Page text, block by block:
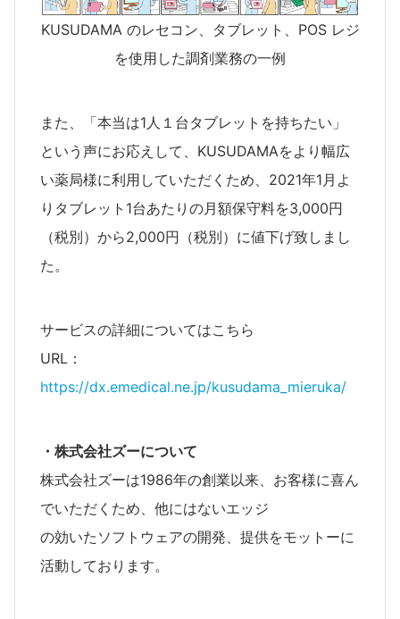
KUSUDAMA のレセコン、タブレット、POS レジ
を使用した調剤業務の一例
また、「本当は1人１台タブレットを持ちたい」
という声にお応えして、KUSUDAMAをより幅広
い薬局様に利用していただくため、2021年1月よ
りタブレット1台あたりの月額保守料を3,000円
（税別）から2,000円（税別）に値下げ致しまし
た。
サービスの詳細についてはこちら
URL：
https://dx.emedical.ne.jp/kusudama_mieruka/
・株式会社ズーについて
株式会社ズーは1986年の創業以来、お客様に喜ん
でいただくため、他にはないエッジ
の効いたソフトウェアの開発、提供をモットーに
活動しております。